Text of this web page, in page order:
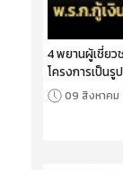
4 พยานผู้เชี่ย
โครงการเป็น
09 สิงหาคม